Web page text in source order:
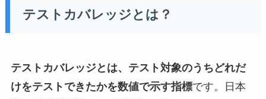
テストカバレッジとは？
テストカバレッジとは、テスト対象のうちどれだ
けをテストできたかを数値で示す指標です。日本